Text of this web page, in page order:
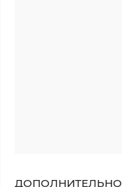
ДОПОЛНИТЕЛЬНО